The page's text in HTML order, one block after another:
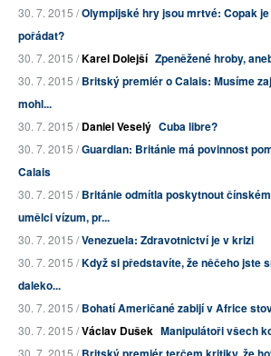
30. 7. 2015 /Olympijské hry jsou mrtvé: Copak
pořádat?
30. 7. 2015 /Karel Dolejší Zpeněžené hroby,
30. 7. 2015 /Britský premiér o Calais: Musíme
mohl...
30. 7. 2015 /Daniel Veselý Cuba libre?
30. 7. 2015 /Guardian: Británie má povinnost
Calais
30. 7. 2015 /Británie odmítla poskytnout
umělci vízum, pr...
30. 7. 2015 /Venezuela: Zdravotnictví je v krizi
30. 7. 2015 /Když si představíte, že něčeho jste
daleko...
30. 7. 2015 /Bohatí Američané zabijí v Africe
30. 7. 2015 /Václav Dušek Manipulátoři všech